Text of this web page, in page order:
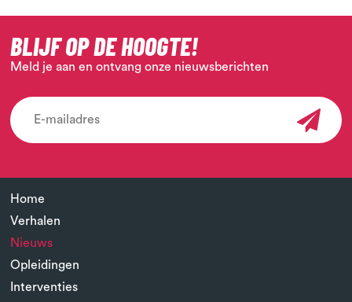
BLIJF OP DE HOOGTE!
Meld je aan en ontvang onze nieuwsberichten
Home
Verhalen
Nieuws
Opleidingen
Interventies